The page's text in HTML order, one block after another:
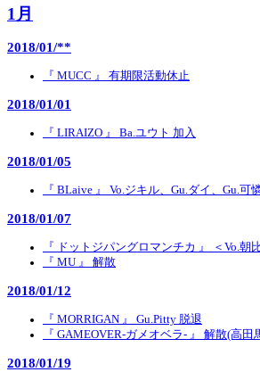
1月
2018/01/**
『 MUCC 』 有期限活動休止
2018/01/01
『 LIRAIZO 』 Ba.ユウト 加入
2018/01/05
『 BLaive 』 Vo.ジキル、Gu.ダイ、Gu.
2018/01/07
『 ドットジパングロマンチカ 』 ＜Vo.
『 MU 』 解散
2018/01/12
『 MORRIGAN 』 Gu.Pitty 脱退
『 GAMEOVER-ガメオベラ- 』 解散(高田
2018/01/19